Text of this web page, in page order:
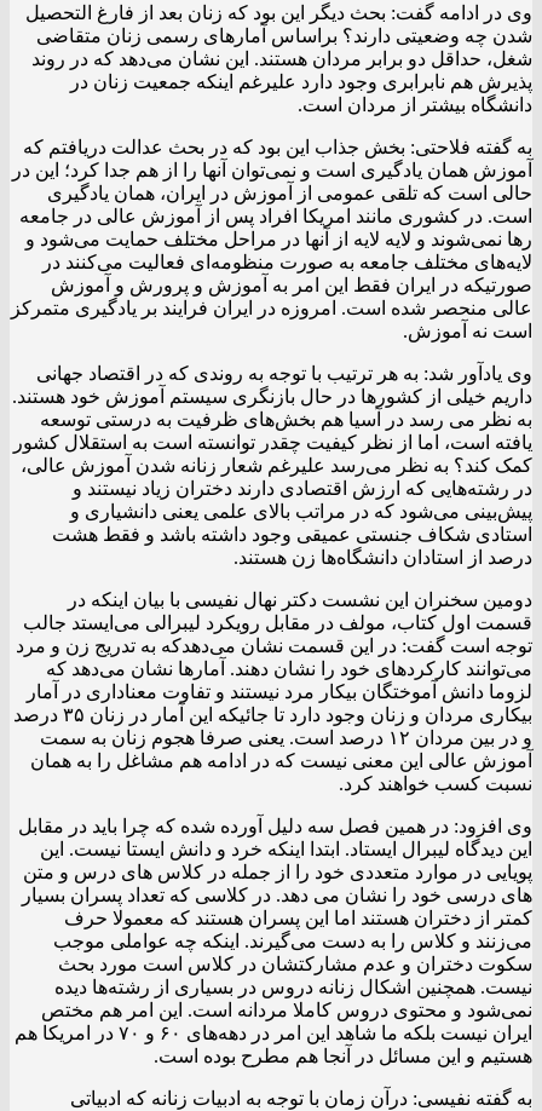
وی در ادامه گفت: بحث دیگر این بود که زنان بعد از فارغ التحصیل
شدن چه وضعیتی دارند؟ براساس آمارهای رسمی زنان متقاضی
شغل، حداقل دو برابر مردان هستند. این نشان می‌دهد که در روند
پذیرش هم نابرابری وجود دارد علیرغم اینکه جمعیت زنان در
دانشگاه بیشتر از مردان است.
به گفته فلاحتی: بخش جذاب این بود که در بحث عدالت دریافتم که
آموزش همان یادگیری است و نمی‌توان آنها را از هم جدا کرد؛ این در
حالی است که تلقی عمومی از آموزش در ایران، همان یادگیری
است. در کشوری مانند امریکا افراد پس از آموزش عالی در جامعه
رها نمی‌شوند و لایه لایه از آنها در مراحل مختلف حمایت می‌شود و
لایه‌های مختلف جامعه به صورت منظومه‌ای فعالیت می‌کنند در
صورتیکه در ایران فقط این امر به آموزش و پرورش و آموزش
عالی منحصر شده است. امروزه در ایران فرایند بر یادگیری متمرکز
است نه آموزش.
وی یادآور شد: به هر ترتیب با توجه به روندی که در اقتصاد جهانی
داریم خیلی از کشورها در حال بازنگری سیستم آموزش خود هستند.
به نظر می رسد در آسیا هم بخش‌های ظرفیت به درستی توسعه
یافته است، اما از نظر کیفیت چقدر توانسته است به استقلال کشور
کمک کند؟ به نظر می‌رسد علیرغم شعار زنانه شدن آموزش عالی،
در رشته‌هایی که ارزش اقتصادی دارند دختران زیاد نیستند و
پیش‌بینی می‌شود که در مراتب بالای علمی یعنی دانشیاری و
استادی شکاف جنستی عمیقی وجود داشته باشد و فقط هشت
درصد از استادان دانشگاه‌ها زن هستند.
دومین سخنران این نشست دکتر نهال نفیسی با بیان اینکه در
قسمت اول کتاب، مولف در مقابل رویکرد لیبرالی می‌ایستد جالب
توجه است گفت: در این قسمت نشان می‌دهدکه به تدریج زن و مرد
می‌توانند کارکردهای خود را نشان دهند. آمارها نشان می‌دهد که
لزوما دانش آموختگان بیکار مرد نیستند و تفاوت معناداری در آمار
بیکاری مردان و زنان وجود دارد تا جائیکه این آمار در زنان ۳۵ درصد
و در بین مردان ۱۲ درصد است. یعنی صرفا هجوم زنان به سمت
آموزش عالی این معنی نیست که در ادامه هم مشاغل را به همان
نسبت کسب خواهند کرد.
وی افزود: در همین فصل سه دلیل آورده شده که چرا باید در مقابل
این دیدگاه‌ لیبرال ایستاد. ابتدا اینکه خرد و دانش ایستا نیست. این
پویایی در موارد متعددی خود را از جمله در کلاس های درس و متن
های درسی خود را نشان می دهد. در کلاسی که تعداد پسران بسیار
کمتر از دختران هستند اما این پسران هستند که معمولا حرف
می‌زنند و کلاس را به دست می‌گیرند. اینکه چه عواملی موجب
سکوت دختران و عدم مشارکتشان در کلاس است مورد بحث
نیست. همچنین اشکال زنانه دروس در بسیاری از رشته‌ها دیده
نمی‌شود و محتوی دروس کاملا مردانه است. این امر هم مختص
ایران نیست بلکه ما شاهد این امر در دهه‌های ۶۰ و ۷۰ در امریکا هم
هستیم و این مسائل در آنجا هم مطرح بوده است.
به گفته نفیسی: درآن زمان با توجه به ادبیات زنانه که ادبیاتی